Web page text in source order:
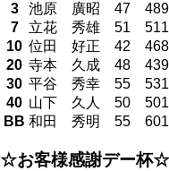
3
池原 廣昭 47 48
7
立花 秀雄 51 51
10 位田 好正 42 46
20 寺本 久成 48 43
30 平谷 秀幸 55 53
40 山下 久人 50 50
BB 和田 秀明 55 60
☆お客様感謝デー杯☆